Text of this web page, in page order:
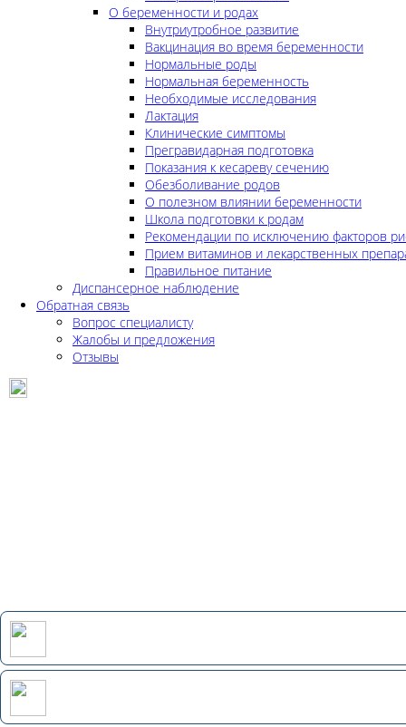
О беременности и родах
Внутриутробное развитие
Вакцинация во время беременности
Нормальные роды
Нормальная беременность
Необходимые исследования
Лактация
Клинические симптомы
Прегравидарная подготовка
Показания к кесареву сечению
Обезболивание родов
О полезном влиянии беременности
Школа подготовки к родам
Рекомендации по исключению факторов
Прием витаминов и лекарственных
Правильное питание
Диспансерное наблюдение
Обратная связь
Вопрос специалисту
Жалобы и предложения
Отзывы